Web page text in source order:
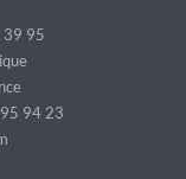
39 95
94 23